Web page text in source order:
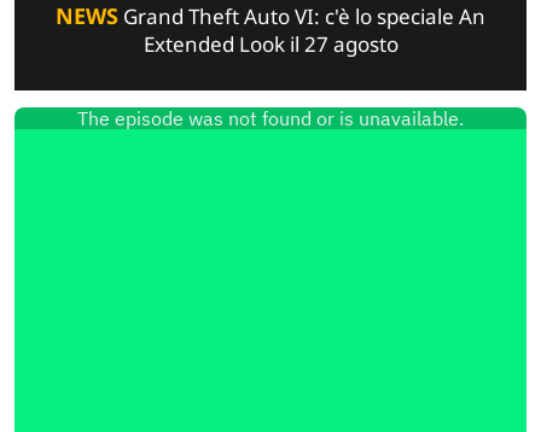
NEWS Grand Theft Auto VI: c'è lo speciale An
Extended Look il 27 agosto